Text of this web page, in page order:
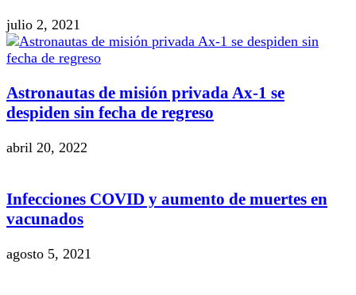
julio 2, 2021
Astronautas de misión privada Ax-1 se
despiden sin fecha de regreso
abril 20, 2022
Infecciones COVID y aumento de muertes en
vacunados
agosto 5, 2021